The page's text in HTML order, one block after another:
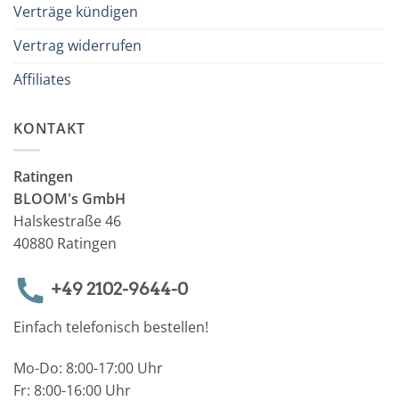
Verträge kündigen
Vertrag widerrufen
Affiliates
KONTAKT
Ratingen
BLOOM's GmbH
Halskestraße 46
40880 Ratingen
+49 2102-9644-0
Einfach telefonisch bestellen!
Mo-Do: 8:00-17:00 Uhr
Fr: 8:00-16:00 Uhr